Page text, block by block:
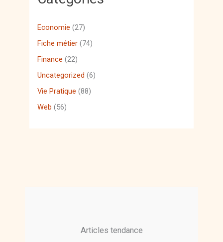
Economie (27)
Fiche métier (74)
Finance (22)
Uncategorized (6)
Vie Pratique (88)
Web (56)
Articles tendance